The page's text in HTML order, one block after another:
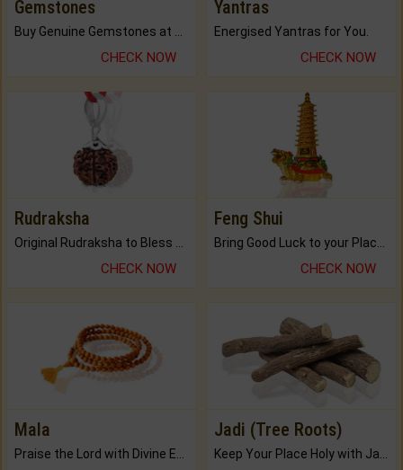
Gemstones
CHECK NOW
Yantras
Energised Yantras for You.
CHECK NOW
Rudraksha
CHECK NOW
Feng Shui
CHECK NOW
Mala Jadi (Tree Roots)